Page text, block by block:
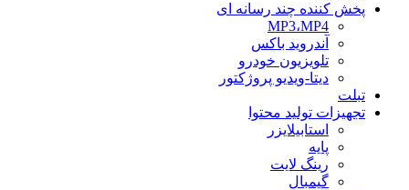
پخش کننده چند رسانه ای
MP3،MP4
آندروید باکس
تلویزیون خودرو
دیتا-ویدیو پروژکتور
تبلت
تجهیزات تولید محتوا
استابیلایزر
پایه
رینگ لایت
گیمبال